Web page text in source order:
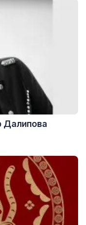
Далипова